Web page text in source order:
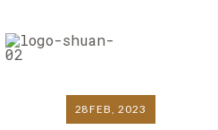
28FEB, 2023